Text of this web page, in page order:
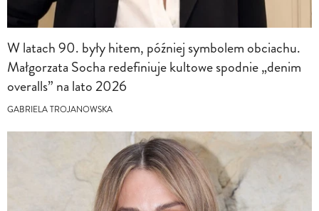
W latach 90. były hitem, później symbolem obciachu.
Małgorzata Socha redefiniuje kultowe spodnie „denim
overalls” na lato 2026
GABRIELA TROJANOWSKA